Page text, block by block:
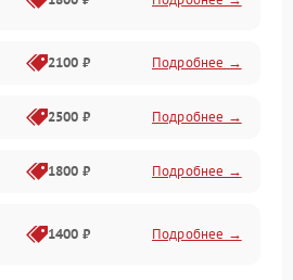
и паром
2100 ₽ Подробнее →
2500 ₽ Подробнее →
1800 ₽ Подробнее →
1400 ₽ Подробнее →